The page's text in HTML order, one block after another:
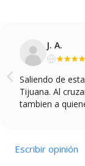
J. A.
Saliendo de
Tijuana. Al
tambien a
Escribir opinión